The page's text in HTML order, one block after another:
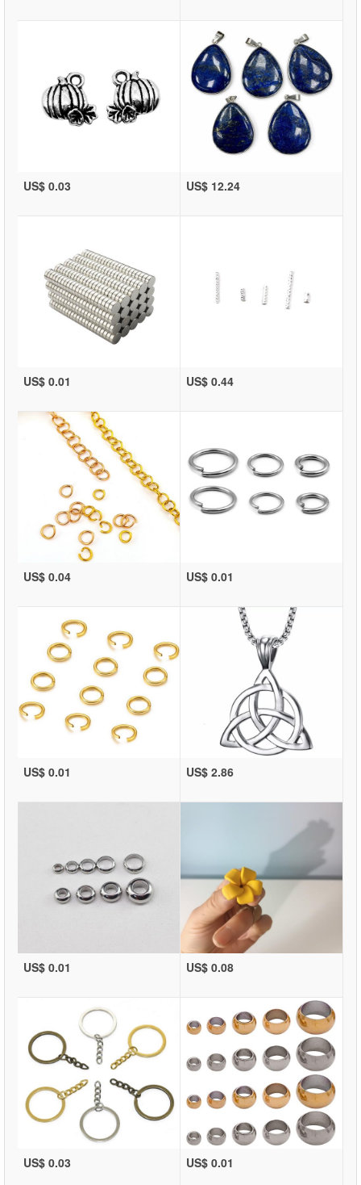
US$ 0.03 US$ 12.24
US$ 0.01 US$ 0.44
US$ 0.04 US$ 0.01
US$ 0.01 US$ 2.86
US$ 0.01 US$ 0.08
US$ 0.03 US$ 0.01